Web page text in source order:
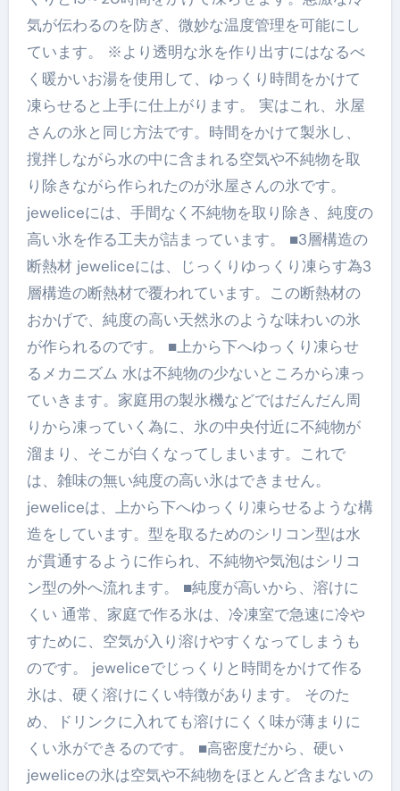
気が伝わるのを防ぎ、微妙な温度管理を可能にし
ています。 ※より透明な氷を作り出すにはなるべ
く暖かいお湯を使用して、ゆっくり時間をかけて
凍らせると上手に仕上がります。 実はこれ、氷屋
さんの氷と同じ方法です。時間をかけて製氷し、
撹拌しながら水の中に含まれる空気や不純物を取
り除きながら作られたのが氷屋さんの氷です。
jeweliceには、手間なく不純物を取り除き、純度の
高い氷を作る工夫が詰まっています。 ■3層構造の
断熱材 jeweliceには、じっくりゆっくり凍らす為3
層構造の断熱材で覆われています。この断熱材の
おかげで、純度の高い天然氷のような味わいの氷
が作られるのです。 ■上から下へゆっくり凍らせ
るメカニズム 水は不純物の少ないところから凍っ
ていきます。家庭用の製氷機などではだんだん周
りから凍っていく為に、氷の中央付近に不純物が
溜まり、そこが白くなってしまいます。これで
は、雑味の無い純度の高い氷はできません。
jeweliceは、上から下へゆっくり凍らせるような構
造をしています。型を取るためのシリコン型は水
が貫通するように作られ、不純物や気泡はシリコ
ン型の外へ流れます。 ■純度が高いから、溶けに
くい 通常、家庭で作る氷は、冷凍室で急速に冷や
すために、空気が入り溶けやすくなってしまうも
のです。 jeweliceでじっくりと時間をかけて作る
氷は、硬く溶けにくい特徴があります。 そのた
め、ドリンクに入れても溶けにくく味が薄まりに
くい氷ができるのです。 ■高密度だから、硬い
jeweliceの氷は空気や不純物をほとんど含まないの